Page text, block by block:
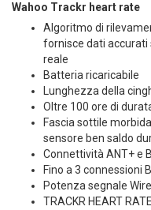
Wahoo Trackr heart rate
Algoritmo di
fornisce dati
reale
Batteria ricaricabile
Lunghezza della
Oltre 100 ore di
Fascia sottile
sensore ben saldo
Connettività ANT+ e
Fino a 3 connessioni
Potenza segnale
TRACKR HEART